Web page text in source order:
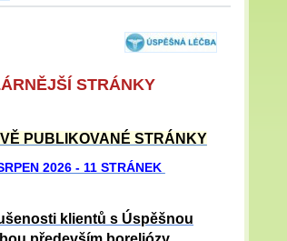
STRÁNKY
PUBLIKOVANÉ STRÁNKY
2026 - 11 STRÁNEK
klientů s Úspěšnou